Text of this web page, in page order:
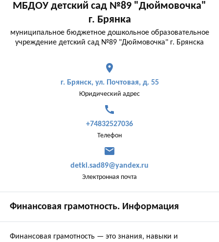
МБДОУ детский сад №89 "Дюймовочка"
г. Брянка
муниципальное бюджетное дошкольное образовательное
учреждение детский сад №89 "Дюймовочка" г. Брянска
place
г. Брянск, ул. Почтовая, д. 55
Юридический адрес
call
+74832527036
Телефон
mail
detki.sad89@yandex.ru
Электронная почта
Финансовая грамотность. Информация
Финансовая грамотность — это знания, навыки и